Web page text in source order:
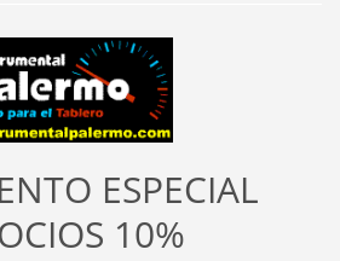
ESPECIAL
10%